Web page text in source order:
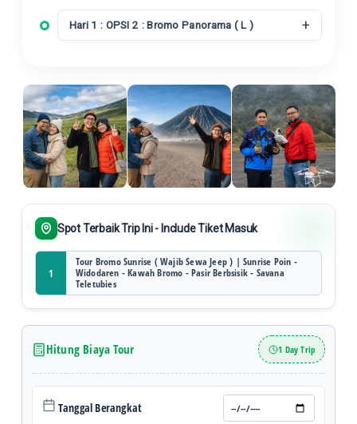
Hari 1 : OPSI 2 : Bromo Panorama ( L )
Spot Terbaik Trip Ini - Include Tiket Masuk
1
Tour Bromo Sunrise ( Wajib Sewa Jeep ) | Sunrise Poin -
Widodaren - Kawah Bromo - Pasir Berbsisik - Savana
Teletubies
Hitung Biaya Tour 1 Day Trip
Tanggal Berangkat